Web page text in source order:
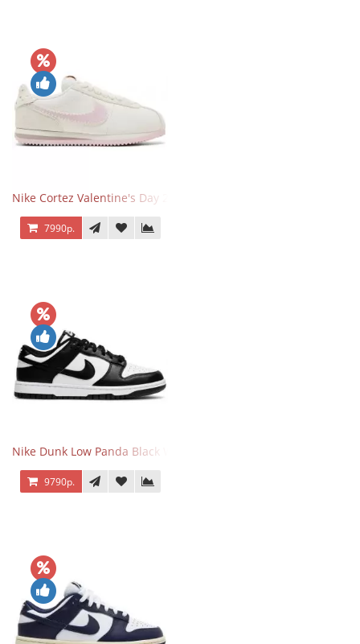
Nike Cortez Valentine's Day 2025
7990р.
Nike Dunk Low Panda Black White
9790р.